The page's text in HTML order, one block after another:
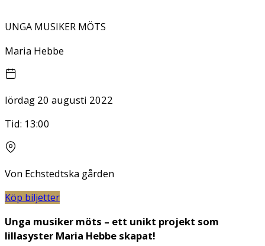
UNGA MUSIKER MÖTS
Maria Hebbe
lördag 20 augusti 2022
Tid: 13:00
Von Echstedtska gården
Köp biljetter
Unga musiker möts – ett unikt projekt som
lillasyster Maria Hebbe skapat!